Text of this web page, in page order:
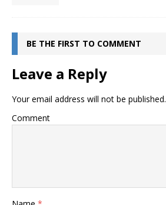
BE THE FIRST TO COMMENT
Leave a Reply
Your email address will not be published.
Comment